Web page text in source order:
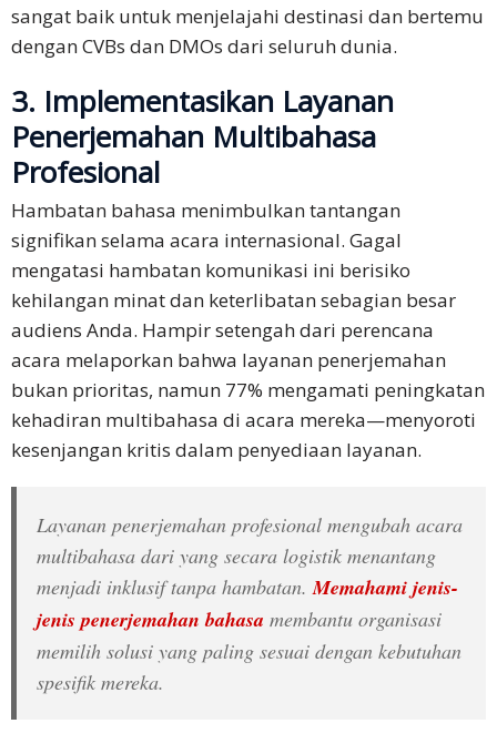
sangat baik untuk menjelajahi destinasi dan bertemu
dengan CVBs dan DMOs dari seluruh dunia.
3. Implementasikan Layanan
Penerjemahan Multibahasa
Profesional
Hambatan bahasa menimbulkan tantangan
signifikan selama acara internasional. Gagal
mengatasi hambatan komunikasi ini berisiko
kehilangan minat dan keterlibatan sebagian besar
audiens Anda. Hampir setengah dari perencana
acara melaporkan bahwa layanan penerjemahan
bukan prioritas, namun 77% mengamati peningkatan
kehadiran multibahasa di acara mereka—menyoroti
kesenjangan kritis dalam penyediaan layanan.
Layanan penerjemahan profesional mengubah acara
multibahasa dari yang secara logistik menantang
menjadi inklusif tanpa hambatan. Memahami jenis-
jenis penerjemahan bahasa membantu organisasi
memilih solusi yang paling sesuai dengan kebutuhan
spesifik mereka.